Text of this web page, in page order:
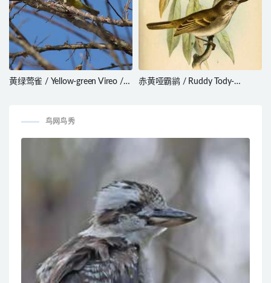
黄绿莺雀 / Yellow-green Vireo /
赤黄哑霸鹟 / Ruddy Tody-
鸟网鸟秀